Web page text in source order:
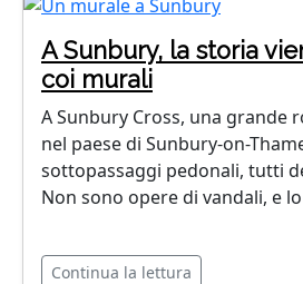
A Sunbury, la storia
coi murali
A Sunbury Cross, una grande
nel paese di Sunbury-on-
sottopassaggi pedonali, tutti
Non sono opere di vandali, e
Continua la lettura